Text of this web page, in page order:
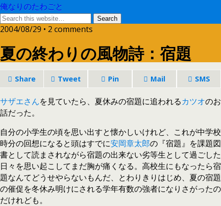
俺なりのたわごと
2004/08/29 • 2 comments
夏の終わりの風物詩：宿題
Share Tweet Pin Mail SMS
サザエさんを見ていたら、夏休みの宿題に追われるカツオのお
話だった。
自分の小学生の頃を思い出すと懐かしいけれど、これが中学校
時分の回想になると頭はすでに安岡章太郎の『宿題』を課題図
書として読まされながら宿題の出来ない劣等生として過ごした
日々を思い起こしてまだ胸が痛くなる。高校生にもなったら宿
題なんてどうせやらないもんだ、とわりきりはじめ、夏の宿題
の催促を冬休み明けにされる学年有数の強者になりさがったの
だけれども。